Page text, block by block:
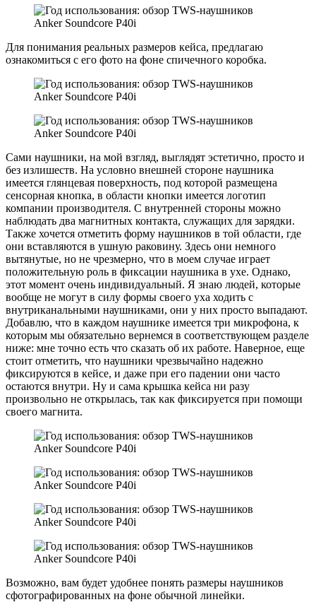
Для понимания реальных размеров кейса, предлагаю
ознакомиться с его фото на фоне спичечного коробка.
Сами наушники, на мой взгляд, выглядят эстетично, просто и
без излишеств. На условно внешней стороне наушника
имеется глянцевая поверхность, под которой размещена
сенсорная кнопка, в области кнопки имеется логотип
компании производителя. С внутренней стороны можно
наблюдать два магнитных контакта, служащих для зарядки.
Также хочется отметить форму наушников в той области, где
они вставляются в ушную раковину. Здесь они немного
вытянутые, но не чрезмерно, что в моем случае играет
положительную роль в фиксации наушника в ухе. Однако,
этот момент очень индивидуальный. Я знаю людей, которые
вообще не могут в силу формы своего уха ходить с
внутриканальными наушниками, они у них просто выпадают.
Добавлю, что в каждом наушнике имеется три микрофона, к
которым мы обязательно вернемся в соответствующем разделе
ниже: мне точно есть что сказать об их работе. Наверное, еще
стоит отметить, что наушники чрезвычайно надежно
фиксируются в кейсе, и даже при его падении они часто
остаются внутри. Ну и сама крышка кейса ни разу
произвольно не открылась, так как фиксируется при помощи
своего магнита.
Возможно, вам будет удобнее понять размеры наушников
сфотографированных на фоне обычной линейки.